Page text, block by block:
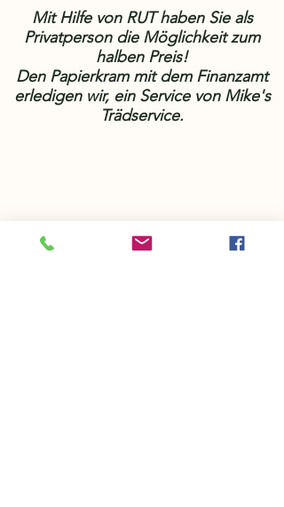
Mit Hilfe von RUT haben Sie als
Privatperson die Möglichkeit zum
halben Preis!
Den Papierkram mit dem Finanzamt
erledigen wir, ein Service von Mike's
Trädservice.